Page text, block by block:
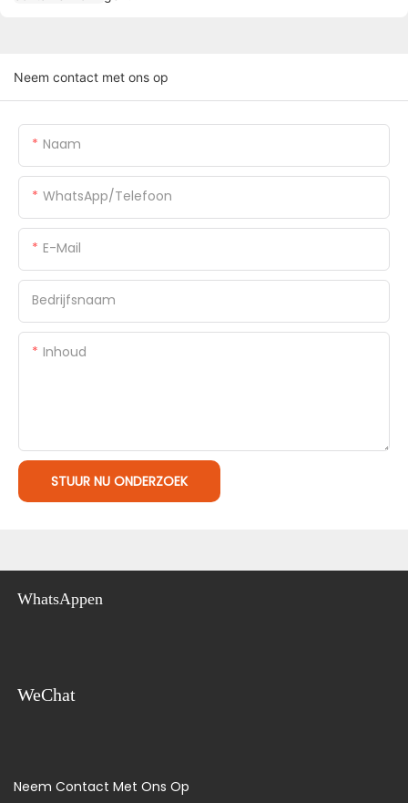
Neem contact met ons op
Naam
WhatsApp/Telefoon
E-Mail
Bedrijfsnaam
Inhoud
STUUR NU ONDERZOEK
WhatsAppen
WeChat
Neem Contact Met Ons Op